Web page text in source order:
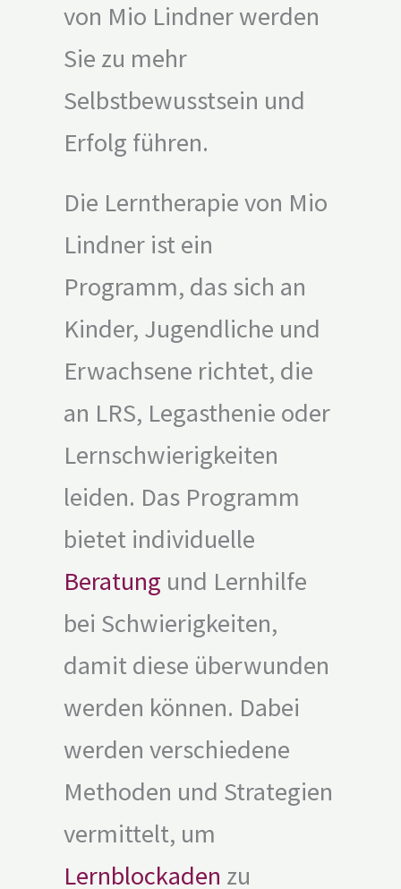
von Mio Lindner werden
Sie zu mehr
Selbstbewusstsein und
Erfolg führen.
Die Lerntherapie von Mio
Lindner ist ein
Programm, das sich an
Kinder, Jugendliche und
Erwachsene richtet, die
an LRS, Legasthenie oder
Lernschwierigkeiten
leiden. Das Programm
bietet individuelle
Beratung und Lernhilfe
bei Schwierigkeiten,
damit diese überwunden
werden können. Dabei
werden verschiedene
Methoden und Strategien
vermittelt, um
Lernblockaden zu